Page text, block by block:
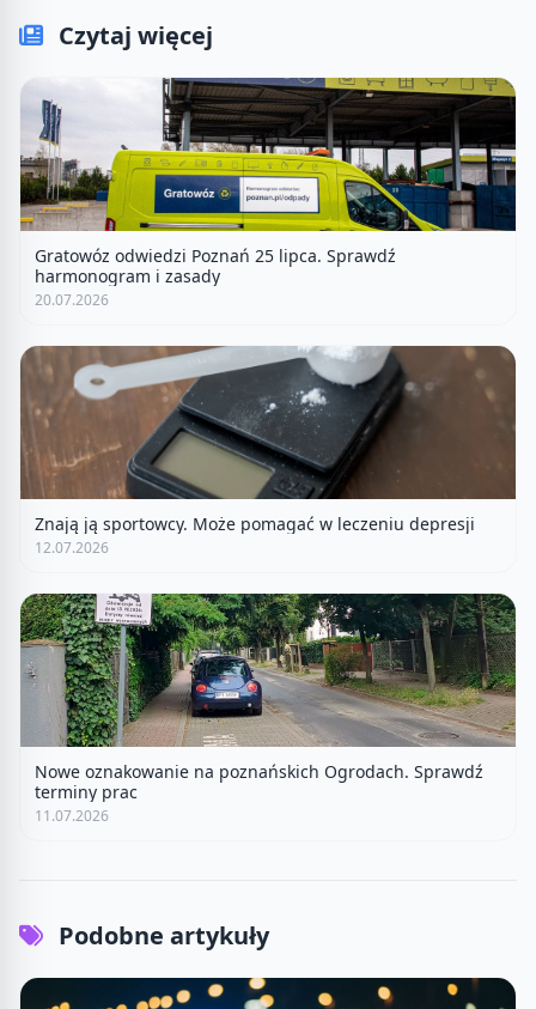
Czytaj więcej
Gratowóz odwiedzi Poznań 25 lipca. Sprawdź
harmonogram i zasady
20.07.2026
Znają ją sportowcy. Może pomagać w leczeniu depresji
12.07.2026
Nowe oznakowanie na poznańskich Ogrodach. Sprawdź
terminy prac
11.07.2026
Podobne artykuły